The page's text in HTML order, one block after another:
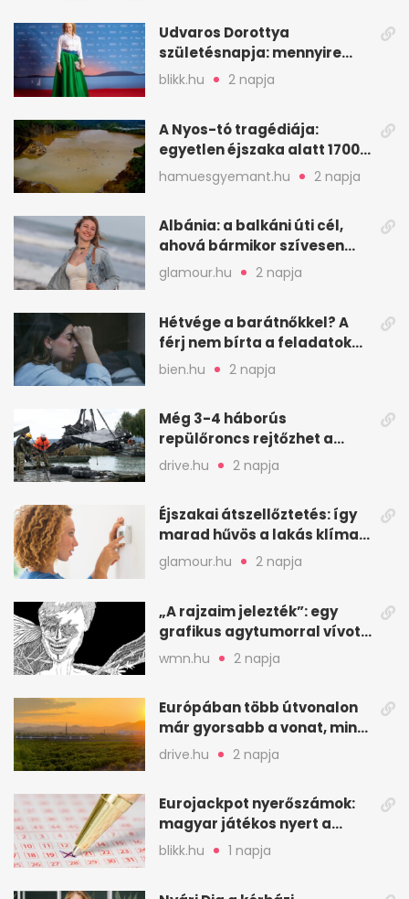
Udvaros Dorottya
születésnapja: mennyire
ismered a filmszerepeit?
blikk.hu 2 napja
A Nyos-tó tragédiája:
egyetlen éjszaka alatt 1700
ember halt meg
hamuesgyemant.hu 2 napja
Albánia: a balkáni úti cél,
ahová bármikor szívesen
visszamennék
glamour.hu 2 napja
Hétvége a barátnőkkel? A
férj nem bírta a feladatokat,
a feleség levegőt kér
bien.hu 2 napja
Még 3-4 háborús
repülőroncs rejtőzhet a
Balaton mélyén
drive.hu 2 napja
Éjszakai átszellőztetés: így
marad hűvös a lakás klíma
nélkül
glamour.hu 2 napja
„A rajzaim jelezték”: egy
grafikus agytumorral vívott
küzdelme
wmn.hu 2 napja
Európában több útvonalon
már gyorsabb a vonat, mint
a repülő
drive.hu 2 napja
Eurojackpot nyerőszámok:
magyar játékos nyert a
2026. augusztus 4-i húzáson
blikk.hu 1 napja